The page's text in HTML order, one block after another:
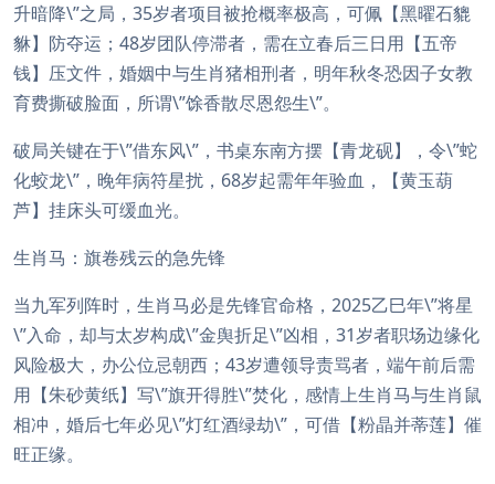
升暗降\”之局，35岁者项目被抢概率极高，可佩【黑曜石貔
貅】防夺运；48岁团队停滞者，需在立春后三日用【五帝
钱】压文件，婚姻中与生肖猪相刑者，明年秋冬恐因子女教
育费撕破脸面，所谓\”馀香散尽恩怨生\”。
破局关键在于\”借东风\”，书桌东南方摆【青龙砚】，令\”蛇
化蛟龙\”，晚年病符星扰，68岁起需年年验血，【黄玉葫
芦】挂床头可缓血光。
生肖马：旗卷残云的急先锋
当九军列阵时，生肖马必是先锋官命格，2025乙巳年\”将星
\”入命，却与太岁构成\”金舆折足\”凶相，31岁者职场边缘化
风险极大，办公位忌朝西；43岁遭领导责骂者，端午前后需
用【朱砂黄纸】写\”旗开得胜\”焚化，感情上生肖马与生肖鼠
相冲，婚后七年必见\”灯红酒绿劫\”，可借【粉晶并蒂莲】催
旺正缘。